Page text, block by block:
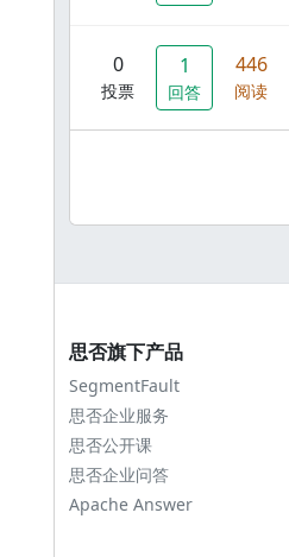
0
投票
1
回答
446
阅读
思否旗下产品
SegmentFault
思否企业服务
思否公开课
思否企业问答
Apache Answer